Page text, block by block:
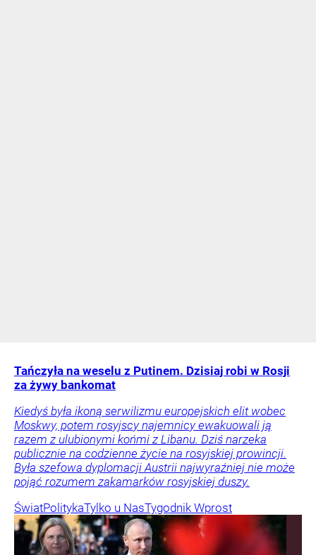
Tańczyła na weselu z Putinem. Dzisiaj robi w Rosji
za żywy bankomat
Kiedyś była ikoną serwilizmu europejskich elit wobec
Moskwy, potem rosyjscy najemnicy ewakuowali ją
razem z ulubionymi końmi z Libanu. Dziś narzeka
publicznie na codzienne życie na rosyjskiej prowincji.
Była szefowa dyplomacji Austrii najwyraźniej nie może
pojąć rozumem zakamarków rosyjskiej duszy.
ŚwiatPolitykaTylko u NasTygodnik Wprost